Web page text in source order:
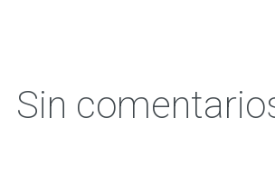
Sin